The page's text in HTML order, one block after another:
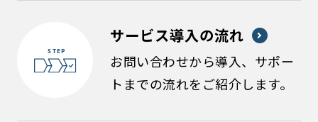
サービス導入の流れ
お問い合わせから導入、サポー
トまでの流れをご紹介します。